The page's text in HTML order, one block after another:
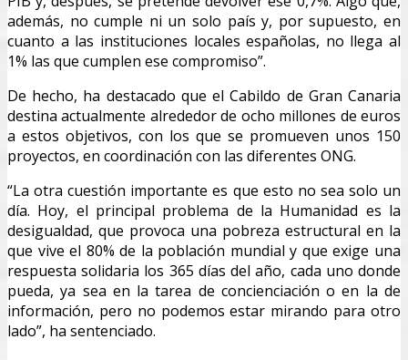
además, no cumple ni un solo país y, por supuesto, en
cuanto a las instituciones locales españolas, no llega al
1% las que cumplen ese compromiso”.
De hecho, ha destacado que el Cabildo de Gran Canaria
destina actualmente alrededor de ocho millones de euros
a estos objetivos, con los que se promueven unos 150
proyectos, en coordinación con las diferentes ONG.
“La otra cuestión importante es que esto no sea solo un
día. Hoy, el principal problema de la Humanidad es la
desigualdad, que provoca una pobreza estructural en la
que vive el 80% de la población mundial y que exige una
respuesta solidaria los 365 días del año, cada uno donde
pueda, ya sea en la tarea de concienciación o en la de
información, pero no podemos estar mirando para otro
lado”, ha sentenciado.